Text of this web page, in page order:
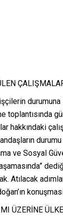
toplantısında
hakkındaki
durumu
ve Sosyal
Atılacak
ÜZERİNE